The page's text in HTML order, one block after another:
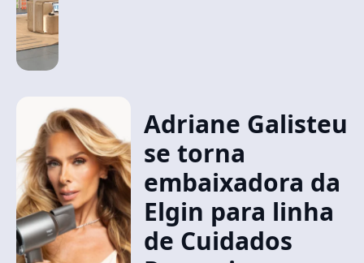
Adriane Galisteu
se torna
embaixadora da
Elgin para linha
de Cuidados